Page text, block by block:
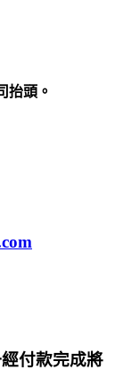
抬頭。
付款完成將